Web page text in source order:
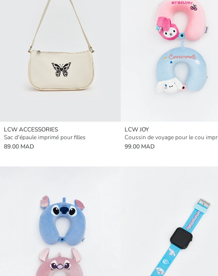
LCW ACCESSORIES
Sac d'épaule imprimé pour filles
89.00 MAD
LCW JOY
99.00 MAD